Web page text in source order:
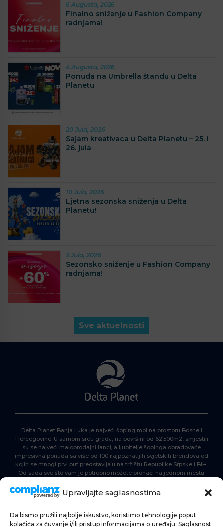
Upravljajte saglasnostima
Da bismo pružili najbolje iskustvo, koristimo tehnologije poput
kolačića za čuvanje i/ili pristup informacijama o uređaju. Saglasnost
6 Augusta, 2026
Finalno sniženje u Fashion Company
radnjama!
4 Augusta, 2026
Ponuda na Umbrella štandu u Delta
Planetu
20 Jula, 2026
Sajam kreativaca u Delta Planetu – 25. i
26. jula
10 Jula, 2026
Ljetna sezonska sniženja u Delta
Planetu!
3 Jula, 2026
Sezonsko sniženje u Fashion Company
radnjama!
Sve aktuelnosti
Delta Planet Banja Luka je najveći šoping mol na prostoru Bosne i
Hercegovine. U samom srcu grada, na površini od 62.500m2, smjestili
su se najveći maloprodajni lanci, a ljubitelje šopinga obradovaće
impresivna ponuda sa više od 100 najpoznatijih svjetskih brendova od
kojih se mnogi prvi put predstavljaju na tržištu Republike Srpske i BiH.
Od sada sve što vam je potrebno možete pronaći na jednom mestu.
POČETNA